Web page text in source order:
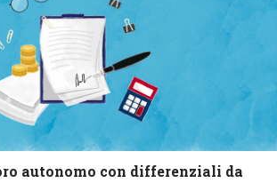
autonomo con differenziali da